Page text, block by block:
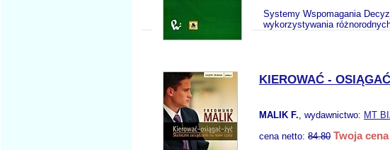
Systemy Wspomagania
wykorzystywania
KIEROWAĆ -
MALIK F., wydawnictwo: MT
cena netto: 84.80 Twoja